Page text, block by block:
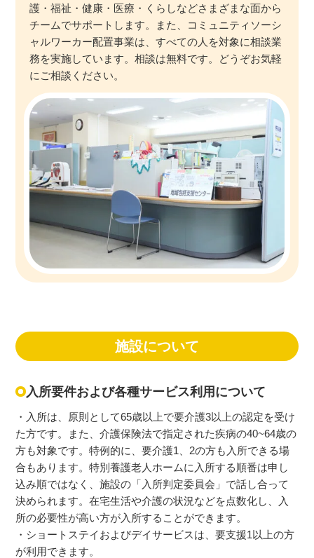
護・福祉・健康・医療・くらしなどさまざまな面から
チームでサポートします。また、コミュニティソーシ
ャルワーカー配置事業は、すべての人を対象に相談業
務を実施しています。相談は無料です。どうぞお気軽
にご相談ください。
施設について
入所要件および各種サービス利用について
・入所は、原則として65歳以上で要介護3以上の認定を受け
た方です。また、介護保険法で指定された疾病の40~64歳の
方も対象です。特例的に、要介護1、2の方も入所できる場
合もあります。特別養護老人ホームに入所する順番は申し
込み順ではなく、施設の「入所判定委員会」で話し合って
決められます。在宅生活や介護の状況などを点数化し、入
所の必要性が高い方が入所することができます。
・ショートステイおよびデイサービスは、要支援1以上の方
が利用できます。